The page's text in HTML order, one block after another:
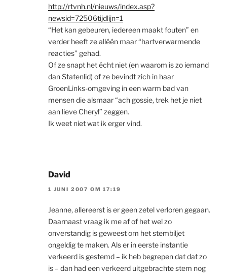
http://rtvnh.nl/nieuws/index.asp?
newsid=72506tijdlijn=1
“Het kan gebeuren, iedereen maakt fouten” en
verder heeft ze alléén maar “hartverwarmende
reacties” gehad.
Of ze snapt het écht niet (en waarom is zo iemand
dan Statenlid) of ze bevindt zich in haar
GroenLinks-omgeving in een warm bad van
mensen die alsmaar “ach gossie, trek het je niet
aan lieve Cheryl” zeggen.
Ik weet niet wat ik erger vind.
David
1 JUNI 2007 OM 17:19
Jeanne, allereerst is er geen zetel verloren gegaan.
Daarnaast vraag ik me af of het wel zo
onverstandig is geweest om het stembiljet
ongeldig te maken. Als er in eerste instantie
verkeerd is gestemd – ik heb begrepen dat dat zo
is – dan had een verkeerd uitgebrachte stem nog